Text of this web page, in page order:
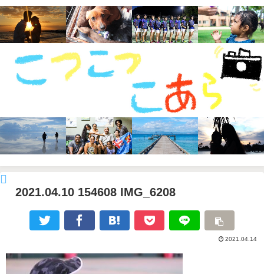
2021.04.10 154608 IMG_6208
2021.04.14